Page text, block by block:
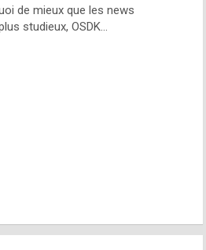
de mieux que les news
studieux, OSDK…